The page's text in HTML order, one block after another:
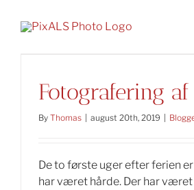
Fotografering
By Thomas august 20th, 2019
De to første uger efter ferien
har været hårde. Der har været